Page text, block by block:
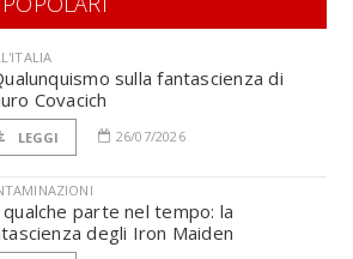
sulla fantascienza di
Covacich
LEGGI 26/07/2026
qualche parte nel tempo: la
degli Iron Maiden